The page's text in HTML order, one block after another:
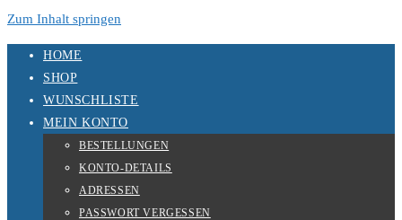
Zum Inhalt springen
HOME
SHOP
WUNSCHLISTE
MEIN KONTO
BESTELLUNGEN
KONTO-DETAILS
ADRESSEN
PASSWORT VERGESSEN